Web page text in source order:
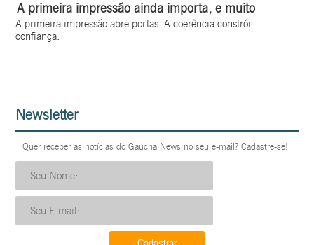
A primeira impressão ainda importa, e muito
A primeira impressão abre portas. A coerência constrói
confiança.
Newsletter
Quer receber as notícias do Gaúcha News no seu e-mail? Cadastre-se!